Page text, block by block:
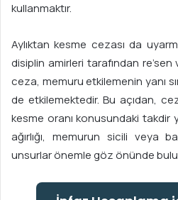
kullanmaktır.
Aylıktan kesme cezası da
disiplin amirleri tarafından
ceza, memuru etkilemenin yanı
de etkilemektedir. Bu açıdan,
kesme oranı konusundaki takdir
ağırlığı, memurun sicili veya
unsurlar önemle göz önünde